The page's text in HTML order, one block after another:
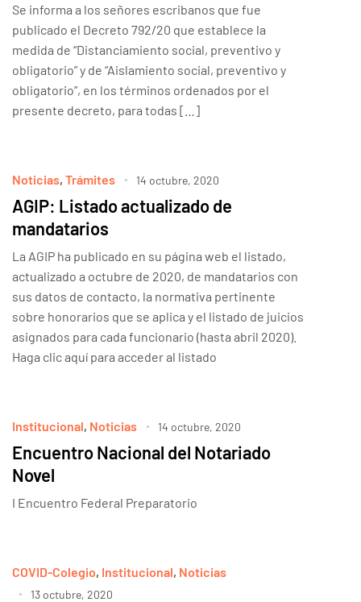
Se informa a los señores escribanos que fue
publicado el Decreto 792/20 que establece la
medida de “Distanciamiento social, preventivo y
obligatorio” y de “Aislamiento social, preventivo y
obligatorio”, en los términos ordenados por el
presente decreto, para todas […]
Noticias, Trámites 14 octubre, 2020
AGIP: Listado actualizado de
mandatarios
La AGIP ha publicado en su página web el listado,
actualizado a octubre de 2020, de mandatarios con
sus datos de contacto, la normativa pertinente
sobre honorarios que se aplica y el listado de juicios
asignados para cada funcionario (hasta abril 2020).
Haga clic aquí para acceder al listado
Institucional, Noticias 14 octubre, 2020
Encuentro Nacional del Notariado
Novel
I Encuentro Federal Preparatorio
COVID-Colegio, Institucional, Noticias
13 octubre, 2020